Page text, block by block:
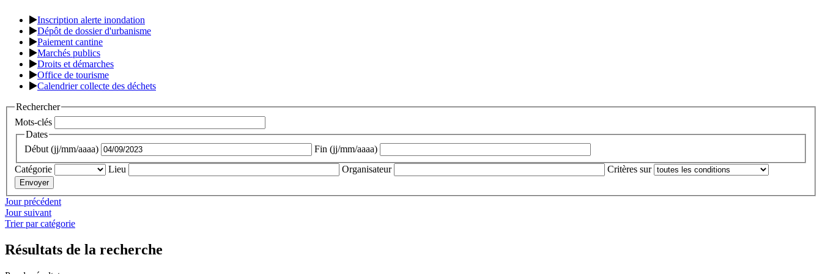
Inscription alerte inondation
Dépôt de dossier d'urbanisme
Paiement cantine
Marchés publics
Droits et démarches
Office de tourisme
Calendrier collecte des déchets
Rechercher
Mots-clés
Dates
Début (jj/mm/aaaa)
Fin (jj/mm/aaaa)
Catégorie
Lieu Organisateur Critères sur
Jour précédent
Jour suivant
Trier par catégorie
Résultats de la recherche